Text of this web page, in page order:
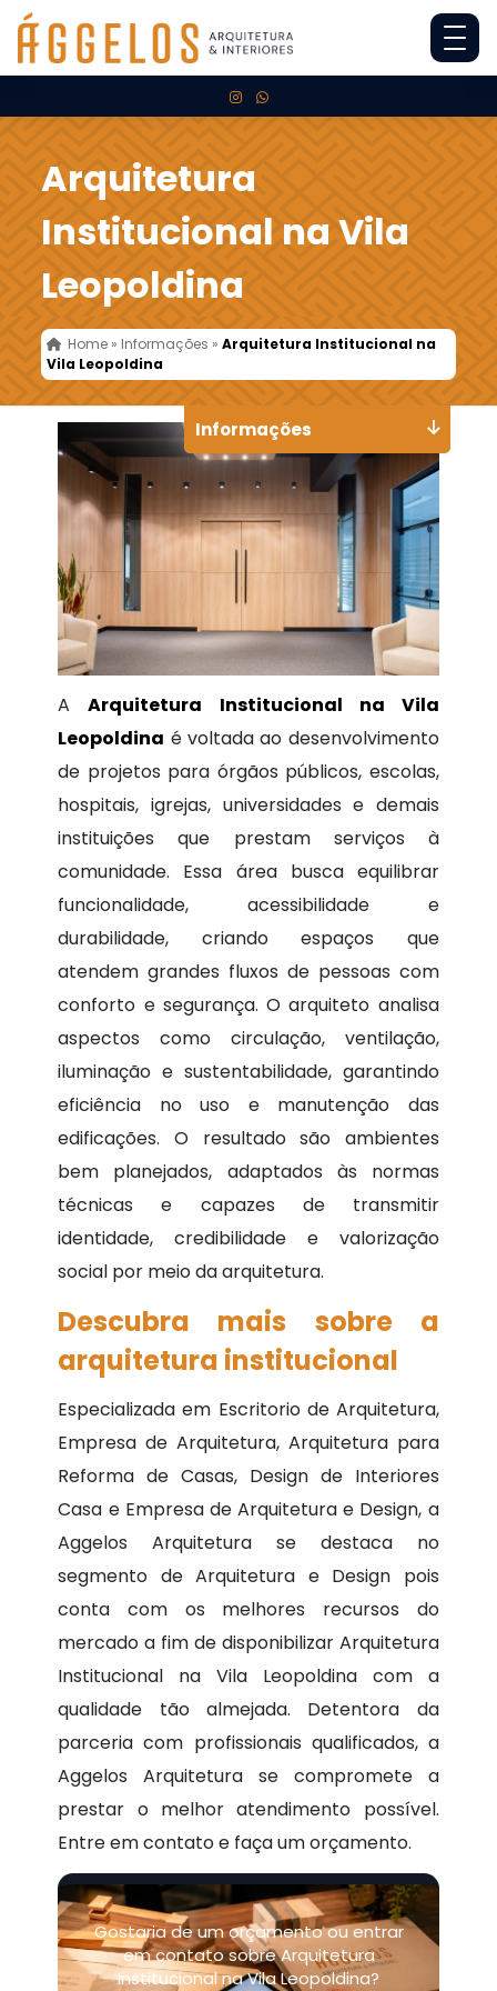
Arquitetura
Institucional na Vila
Leopoldina
Home » Informações »Arquitetura Institucional na
Vila Leopoldina
AArquitetura Institucional na Vila
Leopoldina é voltada ao desenvolvimento
de projetos para órgãos públicos, escolas,
hospitais, igrejas, universidades e demais
instituições que prestam serviços à
comunidade. Essa área busca equilibrar
funcionalidade, acessibilidade e
durabilidade, criando espaços que
atendem grandes fluxos de pessoas com
conforto e segurança. O arquiteto analisa
aspectos como circulação, ventilação,
iluminação e sustentabilidade, garantindo
eficiência no uso e manutenção das
edificações. O resultado são ambientes
bem planejados, adaptados às normas
técnicas e capazes de transmitir
identidade, credibilidade e valorização
social por meio da arquitetura.
Descubra mais sobre a
arquitetura institucional
Especializada em Escritorio de Arquitetura,
Empresa de Arquitetura, Arquitetura para
Reforma de Casas, Design de Interiores
Casa e Empresa de Arquitetura e Design, a
Aggelos Arquitetura se destaca no
segmento de Arquitetura e Design pois
conta com os melhores recursos do
mercado a fim de disponibilizar Arquitetura
Institucional na Vila Leopoldina com a
qualidade tão almejada. Detentora da
parceria com profissionais qualificados, a
Aggelos Arquitetura se compromete a
prestar o melhor atendimento possível.
Entre em contato e faça um orçamento.
Gostaria de um orçamento ou entrar
em contato sobre Arquitetura
Institucional na Vila Leopoldina?
Informações